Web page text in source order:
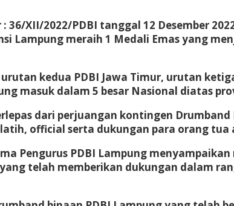
36/XII/2022/PDBI tanggal 12 Desember
Lampung meraih 1 Medali Emas yang
kedua PDBI Jawa Timur, urutan
masuk dalam 5 besar Nasional diatas
dari perjuangan kontingen
official serta dukungan para orang
Pengurus PDBI Lampung
telah memberikan dukungan dalam